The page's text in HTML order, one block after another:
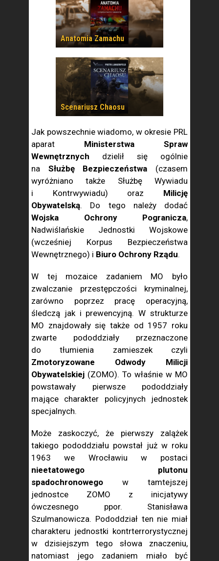
Anatomia Zamachu
Scenariusz Chaosu
Jak powszechnie wiadomo, w okresie PRL
aparat Ministerstwa Spraw
Wewnętrznych dzielił się ogólnie
na Służbę Bezpieczeństwa (czasem
wyróżniano także Służbę Wywiadu
i Kontrwywiadu) oraz Milicję
Obywatelską. Do tego należy dodać
Wojska Ochrony Pogranicza,
Nadwiślańskie Jednostki Wojskowe
(wcześniej Korpus Bezpieczeństwa
Wewnętrznego) i Biuro Ochrony Rządu.
W tej mozaice zadaniem MO było
zwalczanie przestępczości kryminalnej,
zarówno poprzez pracę operacyjną,
śledczą jak i prewencyjną. W strukturze
MO znajdowały się także od 1957 roku
zwarte pododdziały przeznaczone
do tłumienia zamieszek czyli
Zmotoryzowane Odwody Milicji
Obywatelskiej (ZOMO). To właśnie w MO
powstawały pierwsze pododdziały
mające charakter policyjnych jednostek
specjalnych.
Może zaskoczyć, że pierwszy zalążek
takiego pododdziału powstał już w roku
1963 we Wrocławiu w postaci
nieetatowego plutonu
spadochronowego w tamtejszej
jednostce ZOMO z inicjatywy
ówczesnego ppor. Stanisława
Szulmanowicza. Pododdział ten nie miał
charakteru jednostki kontrterrorystycznej
w dzisiejszym tego słowa znaczeniu,
natomiast jego zadaniem miało być